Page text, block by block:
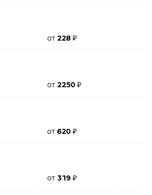
от 228 ₽
от 2250 ₽
от 620 ₽
от 319 ₽